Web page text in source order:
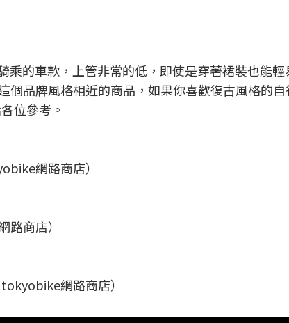
的車款，上管非常的低，即使是穿著裙裝也能輕
個品牌風格相近的商品，如果你喜歡復古風格的自
位參考。
網路商店）
商店）
網路商店）